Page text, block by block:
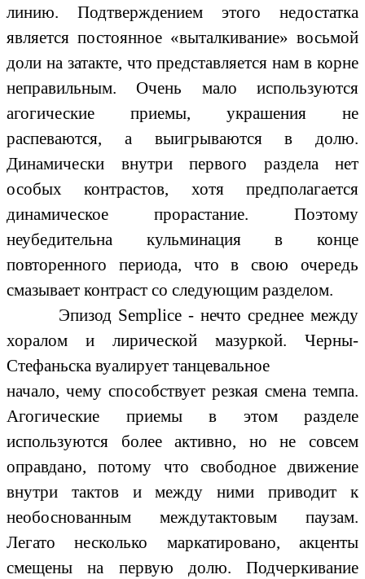
линию. Подтверждением этого недостатка
является постоянное «выталкивание» восьмой
доли на затакте, что представляется нам в корне
неправильным. Очень мало используются
агогические приемы, украшения не
распеваются, а выигрываются в долю.
Динамически внутри первого раздела нет
особых контрастов, хотя предполагается
динамическое прорастание. Поэтому
неубедительна кульминация в конце
повторенного периода, что в свою очередь
смазывает контраст со следующим разделом.
Эпизод Semplice - нечто среднее между
хоралом и лирической мазуркой. Черны-
Стефаньска вуалирует танцевальное
начало, чему способствует резкая смена темпа.
Агогические приемы в этом разделе
используются более активно, но не совсем
оправдано, потому что свободное движение
внутри тактов и между ними приводит к
необоснованным междутактовым паузам.
Легато несколько маркатировано, акценты
смещены на первую долю. Подчеркивание